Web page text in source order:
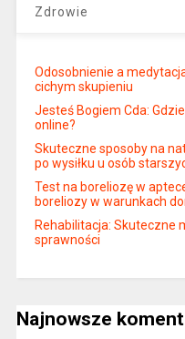
Zdrowie
Odosobnienie a
cichym skupieniu
Jesteś Bogiem Cda:
online?
Skuteczne sposoby na
po wysiłku u osób
Test na boreliozę w
boreliozy w warunkach
Rehabilitacja: Skuteczne
sprawności
Najnowsze